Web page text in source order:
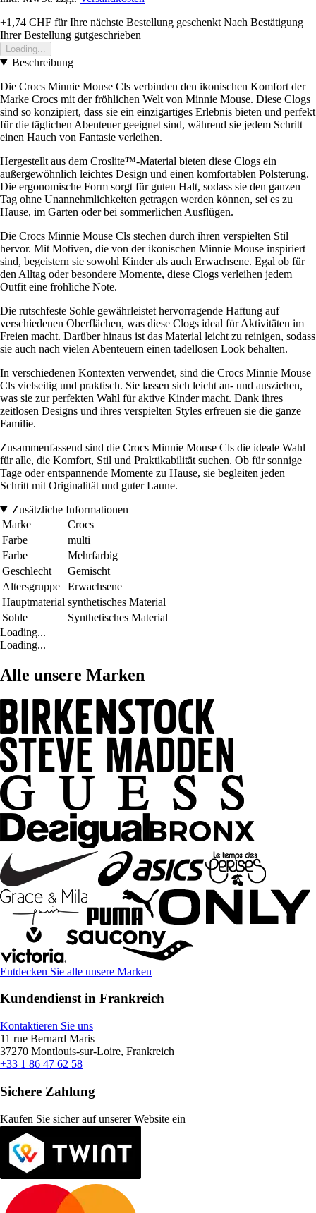
+1,74 CHF für Ihre nächste Bestellung geschenkt Nach Bestätigung
Ihrer Bestellung gutgeschrieben
Loading...
Beschreibung
Die Crocs Minnie Mouse Cls verbinden den ikonischen Komfort der
Marke Crocs mit der fröhlichen Welt von Minnie Mouse. Diese Clogs
sind so konzipiert, dass sie ein einzigartiges Erlebnis bieten und perfekt
für die täglichen Abenteuer geeignet sind, während sie jedem Schritt
einen Hauch von Fantasie verleihen.
Hergestellt aus dem Croslite™-Material bieten diese Clogs ein
außergewöhnlich leichtes Design und einen komfortablen Polsterung.
Die ergonomische Form sorgt für guten Halt, sodass sie den ganzen
Tag ohne Unannehmlichkeiten getragen werden können, sei es zu
Hause, im Garten oder bei sommerlichen Ausflügen.
Die Crocs Minnie Mouse Cls stechen durch ihren verspielten Stil
hervor. Mit Motiven, die von der ikonischen Minnie Mouse inspiriert
sind, begeistern sie sowohl Kinder als auch Erwachsene. Egal ob für
den Alltag oder besondere Momente, diese Clogs verleihen jedem
Outfit eine fröhliche Note.
Die rutschfeste Sohle gewährleistet hervorragende Haftung auf
verschiedenen Oberflächen, was diese Clogs ideal für Aktivitäten im
Freien macht. Darüber hinaus ist das Material leicht zu reinigen, sodass
sie auch nach vielen Abenteuern einen tadellosen Look behalten.
In verschiedenen Kontexten verwendet, sind die Crocs Minnie Mouse
Cls vielseitig und praktisch. Sie lassen sich leicht an- und ausziehen,
was sie zur perfekten Wahl für aktive Kinder macht. Dank ihres
zeitlosen Designs und ihres verspielten Styles erfreuen sie die ganze
Familie.
Zusammenfassend sind die Crocs Minnie Mouse Cls die ideale Wahl
für alle, die Komfort, Stil und Praktikabilität suchen. Ob für sonnige
Tage oder entspannende Momente zu Hause, sie begleiten jeden
Schritt mit Originalität und guter Laune.
Zusätzliche Informationen
Marke
Crocs
Farbe
multi
Farbe
Mehrfarbig
Geschlecht
Gemischt
Altersgruppe
Erwachsene
Hauptmaterial synthetisches Material
Sohle
Synthetisches Material
Loading...
Loading...
Alle unsere Marken
Entdecken Sie alle unsere Marken
Kundendienst in Frankreich
Kontaktieren Sie uns
11 rue Bernard Maris
37270 Montlouis-sur-Loire, Frankreich
+33 1 86 47 62 58
Sichere Zahlung
Kaufen Sie sicher auf unserer Website ein